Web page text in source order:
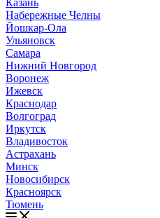
Казань
Набережные Челны
Йошкар-Ола
Ульяновск
Самара
Нижний Новгород
Воронеж
Ижевск
Краснодар
Волгоград
Иркутск
Владивосток
Астрахань
Минск
Новосибирск
Красноярск
Тюмень